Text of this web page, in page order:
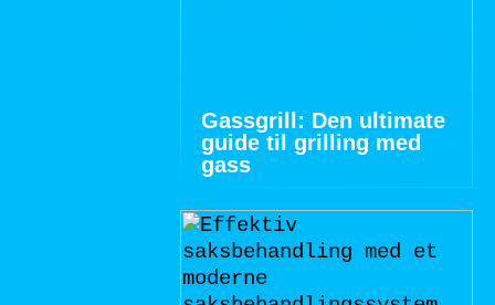
Gassgrill: Den ultimate
guide til grilling med
gass